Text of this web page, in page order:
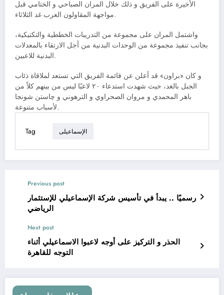
الأخيرة على الفريق و ذلك خلال المران الصباحي و الختامي قبل
مواجهة المقاولون العرب غد الثلاثاء.
واشتمل المران على مجموعة من التدريبات الخططية والتكتيكية،
بجانب تنفيذ مجموعة من الوحدات البدنية من أجل الارتقاء بالمعدلات
البدنية للاعبين.
و كان «براون» قد أعلن عن قائمة الفريق التي تستعد لملاقاة ذئاب
الجبل بالغد، حيث شهدت استدعاء ٢٠ لاعبًا ليس من بينهم كلاً من
باهر المحمدي و مروان الصحراوي و الترهوني و چاستن شونجا
لأسباب متنوعة.
Tag الإسماعيلى
Previous post
رسميًا .. يبدأ في تأسيس شركة الإسماعيلي للإستثمار
الرياضي
Next post
الحذر و التركيز على أوجه لاعبوا الاسماعيلي أثناء
التوجه للقاهرة